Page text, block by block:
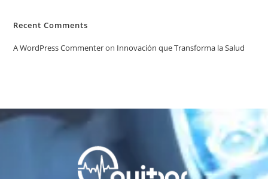
Recent Comments
A WordPress Commenteron Innovación que Transforma la Salud